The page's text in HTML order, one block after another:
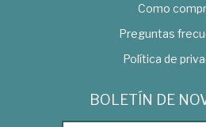
Como
Preguntas
Política de
BOLETÍN DE